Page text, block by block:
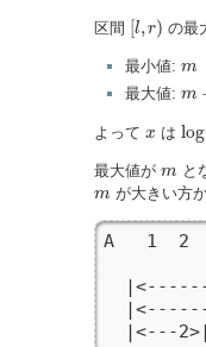
区間 [l, r)
[l, の最
最小値: m
m
最大値: m
よって x
x は log
log
最大値が m
m と
m
m が大きい方
A   1  2
|<---